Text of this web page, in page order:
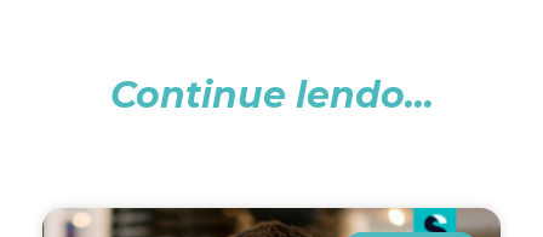
Continue lendo...